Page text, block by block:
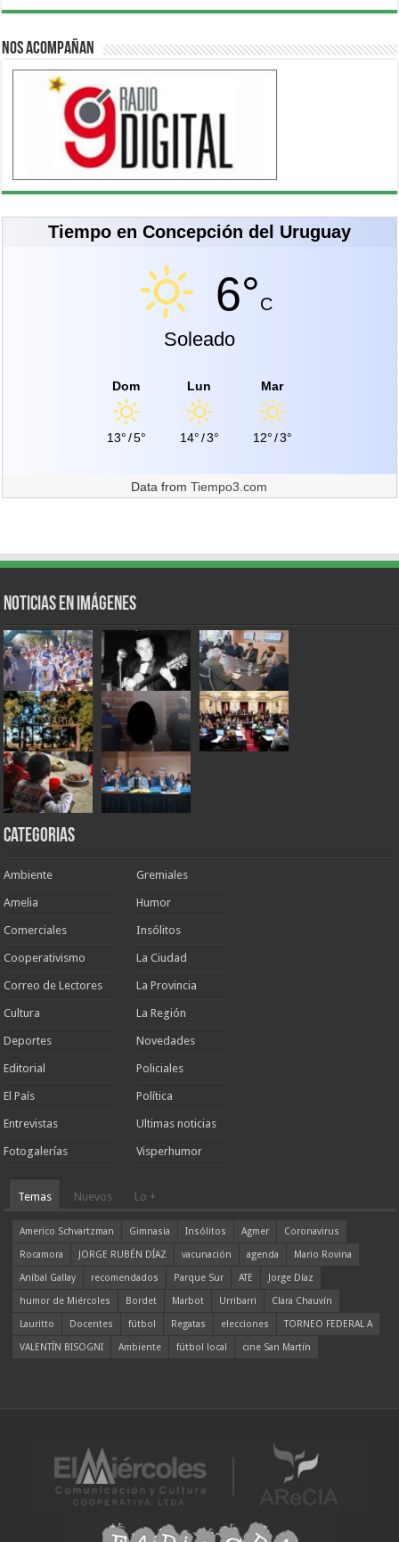
Nos acompañan
Tiempo en Concepción del Uruguay
6°C
Soleado
Dom
13°/5°
Lun
14°/3°
Mar
12°/3°
Data fromTiempo3.com
Noticias en Imágenes
Categorias
Ambiente
Amelia
Comerciales
Cooperativismo
Correo de Lectores
Cultura
Deportes
Editorial
El País
Entrevistas
Fotogalerías
Gremiales
Humor
Insólitos
La Ciudad
La Provincia
La Región
Novedades
Policiales
Política
Ultimas noticias
Visperhumor
Temas Nuevos Lo +
Americo Schvartzman Gimnasia Insólitos Agmer
Coronavirus
Rocamora
JORGE RUBÉN DÍAZ vacunación agenda
Mario Rovina
Aníbal Gallay
recomendados Parque Sur ATE
Jorge Díaz
humor de Miércoles
Bordet Marbot Urribarri
Clara Chauvín
Lauritto
Docentes fútbol Regatas elecciones
TORNEO FEDERAL A
VALENTÍN BISOGNI
Ambiente fútbol local cine San Martín